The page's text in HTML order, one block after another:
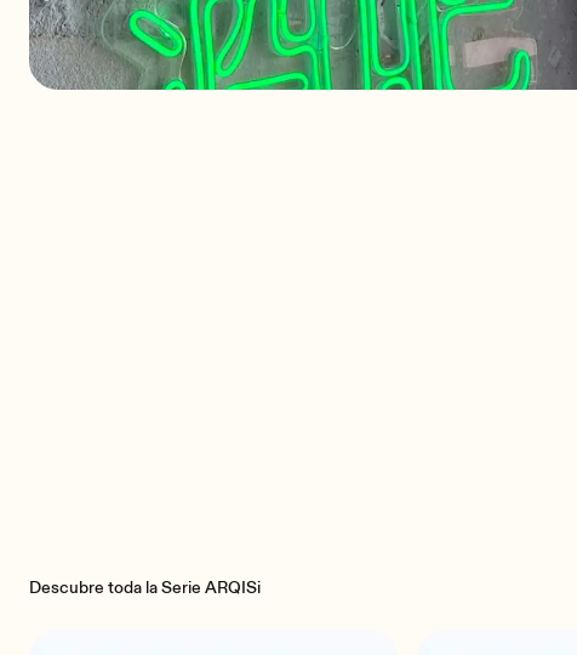
Descubre toda la Serie ARQISi